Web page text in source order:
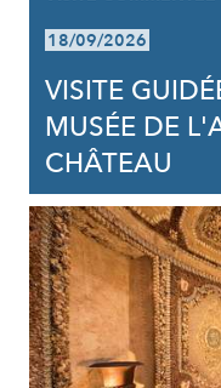
18/09/2026
VISITE
MUSÉE DE
CHÂTEAU